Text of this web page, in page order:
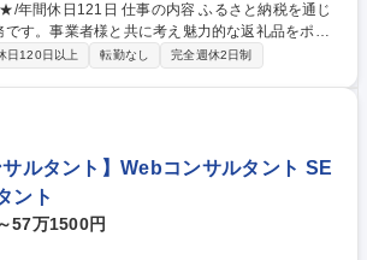
事の内容 ふるさと納税を通じ
す。事業者様と共に考え魅力的な返礼品をポー
します。自治体の税収の増加や事業者様の売上向
わせた返礼品の企画や事業者様との打ち合わせを
問しての取材や写真撮影、魅力が伝わるページ作
にポータルサイト上での魅せ方を工夫したブラン
のWebマーケティング施策を展開。また、寄付者
務業務も行います。 募集職種 【千葉・
広報】地方創生に貢献★/年間休日121日
日120日以上 転勤なし 完全週休2日制
サルタント】Webコンサルタント SE
ント
57万1500円